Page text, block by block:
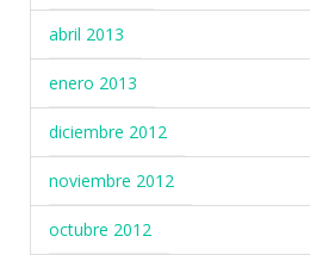
abril 2013
enero 2013
diciembre 2012
noviembre 2012
octubre 2012